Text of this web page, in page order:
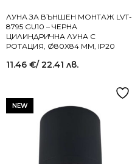
ЛУНА ЗА ВЪНШЕН МОНТАЖ LVT-
8795 GU10 – ЧЕРНА
ЦИЛИНДРИЧНА ЛУНА С
РОТАЦИЯ, Ø80X84 MM, IP20
11.46 €/ 22.41 лв.
NEW